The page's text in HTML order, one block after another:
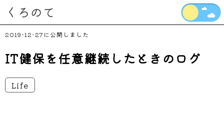
くろのて
2019-12-27
IT健保を任意継続したときのログ
Life